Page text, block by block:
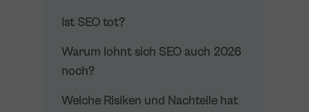
Ist SEO tot?
Warum lohnt sich SEO auch 2026
noch?
Welche Risiken und Nachteile hat